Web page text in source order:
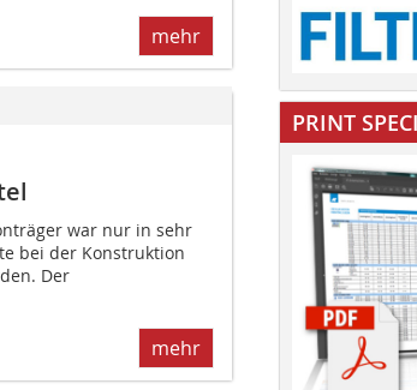
mehr
war nur in sehr
bei der Konstruktion
Der
mehr
PRINT